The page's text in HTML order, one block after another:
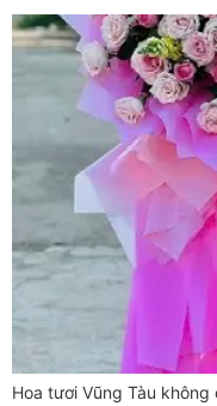
Hoa tươi Vũng Tàu